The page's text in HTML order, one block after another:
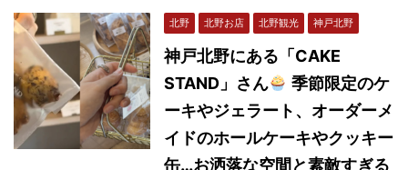
北野 北野お店 北野観光 神戸北野
神戸北野にある「CAKE
STAND」さん
季節限定のケ
ーキやジェラート、オーダーメ
イドのホールケーキやクッキー
缶…お洒落な空間と素敵すぎる